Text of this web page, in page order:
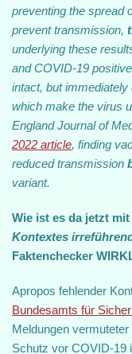
preventing the spread
prevent transmission,
underlying these
and COVID-19
intact, but
which make the virus
England Journal of
2022 article, finding
reduced transmission
variant.
Wie ist es da jetzt mit
Kontextes
Faktenchecker
Apropos fehlender
Bundesamts für
Meldungen
Schutz vor COVID-19